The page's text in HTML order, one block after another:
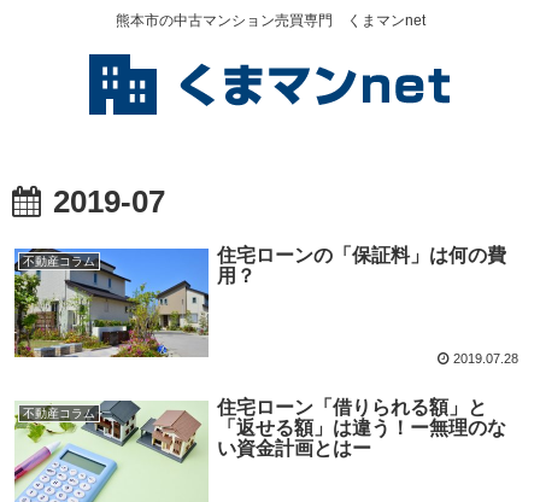
熊本市の中古マンション売買専門 くまマンnet
2019-07
不動産コラム
住宅ローンの「保証料」は何の費
用？
2019.07.28
不動産コラム
住宅ローン「借りられる額」と
「返せる額」は違う！ー無理のな
い資金計画とはー